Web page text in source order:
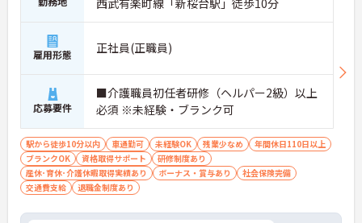
雇用形態 正社員(正職員)
応募要件
■介護職員初任者研修（ヘルパー2級）以上
必須 ※未経験・ブランク可
駅から徒歩10分以内 車通勤可 未経験OK 残業少なめ
年間休日110日以上
ブランクOK
資格取得サポート
研修制度あり
産休･育休･介護休暇取得実績あり
ボーナス・賞与あり
社会保険完備
交通費支給
退職金制度あり